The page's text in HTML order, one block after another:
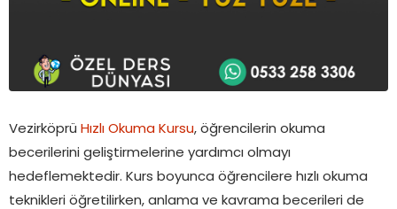
Vezirköprü Hızlı Okuma Kursu, öğrencilerin okuma
becerilerini geliştirmelerine yardımcı olmayı
hedeflemektedir. Kurs boyunca öğrencilere hızlı okuma
teknikleri öğretilirken, anlama ve kavrama becerileri de